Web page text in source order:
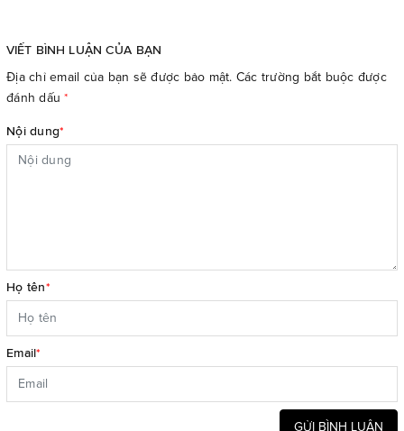
VIẾT BÌNH LUẬN CỦA BẠN
Địa chỉ email của bạn sẽ được bảo mật. Các trường bắt buộc được
đánh dấu*
Nội dung*
Họ tên*
Email*
GỬI BÌNH LUẬN